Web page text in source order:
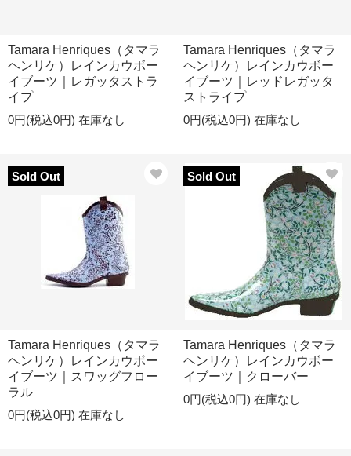
Tamara Henriques（タマラ
ヘンリケ）レインカウボー
イブーツ｜レガッタストラ
イプ
0円(税込0円) 在庫なし
Tamara Henriques（タマラ
ヘンリケ）レインカウボー
イブーツ｜レッドレガッタ
ストライプ
0円(税込0円) 在庫なし
Sold Out
Tamara Henriques（タマラ
ヘンリケ）レインカウボー
イブーツ｜スワッグフロー
ラル
0円(税込0円) 在庫なし
Sold Out
Tamara Henriques（タマラ
ヘンリケ）レインカウボー
イブーツ｜クローバー
0円(税込0円) 在庫なし